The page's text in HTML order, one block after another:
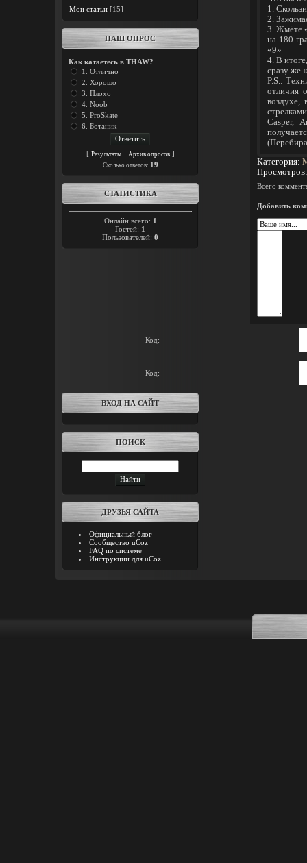
Мои статьи [15]
НАШ ОПРОС
Как катаетесь в THAW?
1. Отлично
2. Хорошо
3. Плохо
4. Noob
5. ProSkate
6. Ботаник
[ Результаты· Архив опросов]
Cколько ответов: 19
СТАТИСТИКА
Онлайн всего: 1
Гостей: 1
Пользователей: 0
1.
2.
3. Жмёте
на 180
«9»
4. В
сразу же
P.S.:
отличия
воздухе,
Casper,
Категория:
Просмотров:
Всего
Добавить
Код:
Код:
ВХОД НА САЙТ
ПОИСК
ДРУЗЬЯ САЙТА
Официальный блог
Сообщество uCoz
FAQ по системе
Инструкции для uCoz